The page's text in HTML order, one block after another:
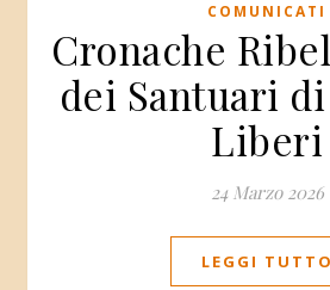
COMUNICATI
Cronache
dei Santuari
Liberi
24 Marzo 2026
LEGGI TUTTO